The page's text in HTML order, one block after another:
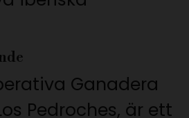
Ganadera
Pedroches, är ett